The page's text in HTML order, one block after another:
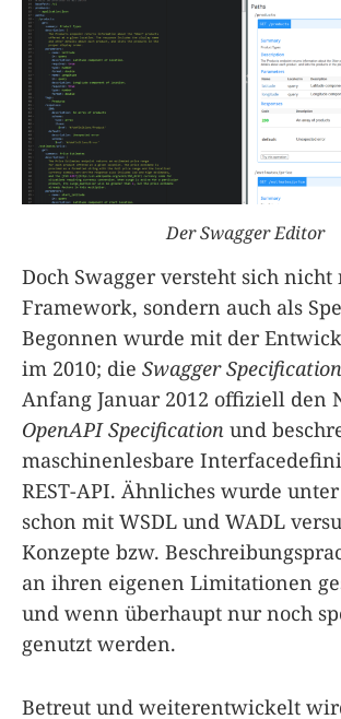
Der Swagger Editor
Doch Swagger versteht sich nicht
Framework, sondern auch als
Begonnen wurde mit der
im 2010; die Swagger Specification
Anfang Januar 2012 offiziell den
OpenAPI Specification und
maschinenlesbare
REST-API. Ähnliches wurde
schon mit WSDL und WADL
Konzepte bzw.
an ihren eigenen Limitationen
und wenn überhaupt nur noch
genutzt werden.
Betreut und weiterentwickelt